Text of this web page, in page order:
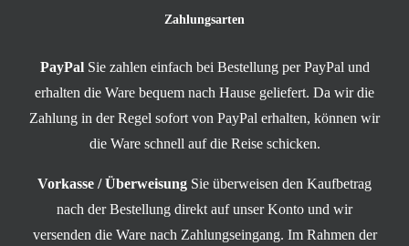
Zahlungsarten
PayPal Sie zahlen einfach bei Bestellung per PayPal und
erhalten die Ware bequem nach Hause geliefert. Da wir die
Zahlung in der Regel sofort von PayPal erhalten, können wir
die Ware schnell auf die Reise schicken.
Vorkasse / Überweisung Sie überweisen den Kaufbetrag
nach der Bestellung direkt auf unser Konto und wir
versenden die Ware nach Zahlungseingang. Im Rahmen der